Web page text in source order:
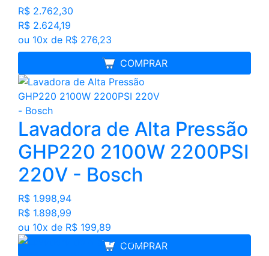
R$ 2.762,30
R$ 2.624,19
ou 10x de R$ 276,23
COMPRAR
FRETE GRÁTIS
Lavadora de Alta Pressão
GHP220 2100W 2200PSI
220V - Bosch
R$ 1.998,94
R$ 1.898,99
ou 10x de R$ 199,89
COMPRAR